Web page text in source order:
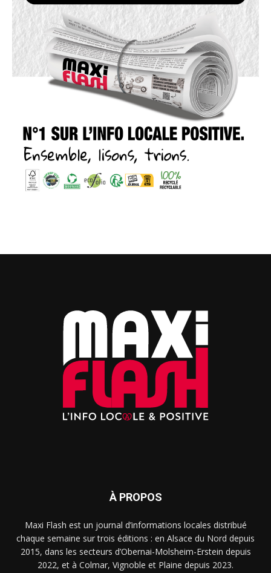
À PROPOS
Maxi Flash est un journal d’informations locales distribué
chaque semaine sur trois éditions : en Alsace du Nord depuis
2015, dans les secteurs d’Obernai-Molsheim-Erstein depuis
2022, et à Colmar, Vignoble et Plaine depuis 2023.